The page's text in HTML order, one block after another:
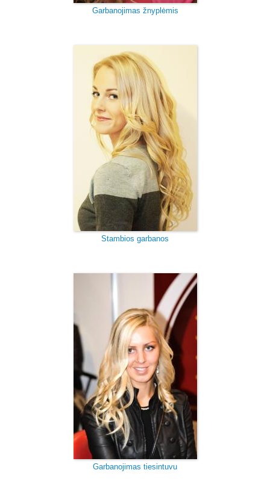
Garbanojimas žnyplėmis
Stambios garbanos
Garbanojimas tiesintuvu